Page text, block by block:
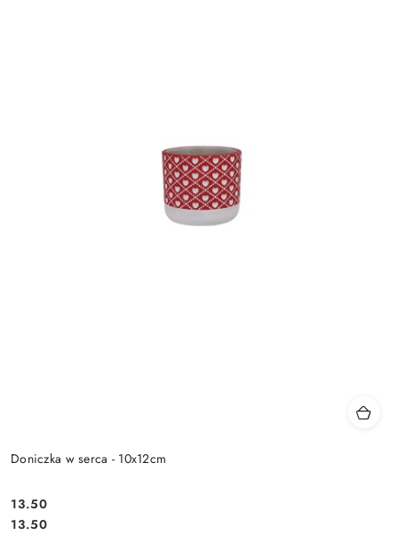
Doniczka w serca - 10x12cm
Cena:
13.50
Cena:
13.50